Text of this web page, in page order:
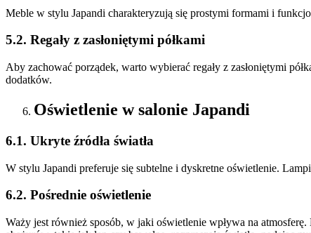
Meble w stylu Japandi charakteryzują się prostymi formami i
5.2. Regały z zasłoniętymi półkami
Aby zachować porządek, warto wybierać regały z zasłoniętymi
dodatków.
Oświetlenie w salonie Japandi
6.1. Ukryte źródła światła
W stylu Japandi preferuje się subtelne i dyskretne oświetlenie.
6.2. Pośrednie oświetlenie
Waży jest również sposób, w jaki oświetlenie wpływa na